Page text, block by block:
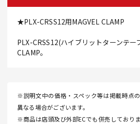
★PLX-CRSS12用MAGVEL CLAMP
PLX-CRSS12(ハイブリットターンテー
CLAMP。
※説明文中の価格・スペック等は掲載時点
異なる場合がございます。
※商品は店頭及び外部ECでも併売しており